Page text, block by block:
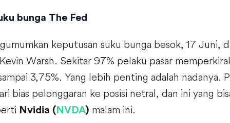
bunga The Fed
keputusan suku bunga besok, 17 Juni,
Warsh. Sekitar 97% pelaku pasar
3,75%. Yang lebih penting adalah nadanya.
bias pelonggaran ke posisi netral, dan ini yang
Nvidia ( NVDA) malam ini.